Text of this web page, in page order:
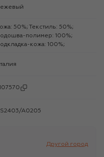
Бежевый
полимер: 100%;
кожа: 100%;
Италия
CS2403/A0205
Другой город